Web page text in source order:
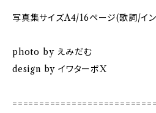
写真集サイズA4/16ページ(歌詞/イ
photo by えみだむ
design by イワターボX